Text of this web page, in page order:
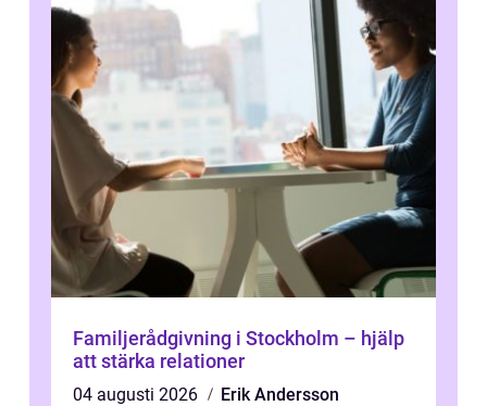
Familjerådgivning i Stockholm – hjälp
att stärka relationer
04 augusti 2026
Erik Andersson